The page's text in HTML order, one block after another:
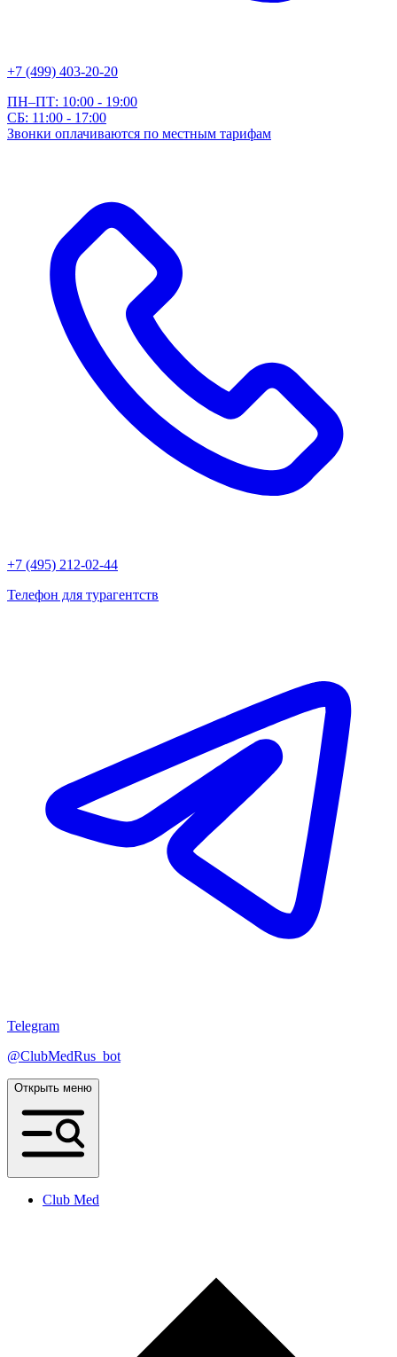
+7 (499) 403-20-20
ПН–ПТ: 10:00 - 19:00
СБ: 11:00 - 17:00
Звонки оплачиваются по местным тарифам
+7 (495) 212-02-44
Телефон для турагентств
Telegram
@ClubMedRus_bot
Открыть меню
Club Med